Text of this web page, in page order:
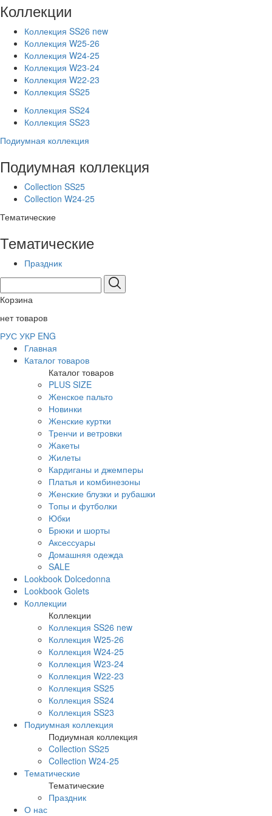
Коллекции
Коллекция SS26 new
Коллекция W25-26
Коллекция W24-25
Коллекция W23-24
Коллекция W22-23
Коллекция SS25
Коллекция SS24
Коллекция SS23
Подиумная коллекция
Подиумная коллекция
Collection SS25
Collection W24-25
Тематические
Тематические
Праздник
Корзина
нет товаров
РУС УКР ENG
Главная
Каталог товаров
Каталог товаров
PLUS SIZE
Женское пальто
Новинки
Женские куртки
Тренчи и ветровки
Жакеты
Жилеты
Кардиганы и джемперы
Платья и комбинезоны
Женские блузки и рубашки
Топы и футболки
Юбки
Брюки и шорты
Аксессуары
Домашняя одежда
SALE
Lookbook Dolcedonna
Lookbook Golets
Коллекции
Коллекции
Коллекция SS26 new
Коллекция W25-26
Коллекция W24-25
Коллекция W23-24
Коллекция W22-23
Коллекция SS25
Коллекция SS24
Коллекция SS23
Подиумная коллекция
Подиумная коллекция
Collection SS25
Collection W24-25
Тематические
Тематические
Праздник
О нас